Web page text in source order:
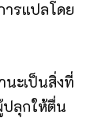
รแปลโดย
นะเป็นสิ่งที่
ปลุกให้ตื่น